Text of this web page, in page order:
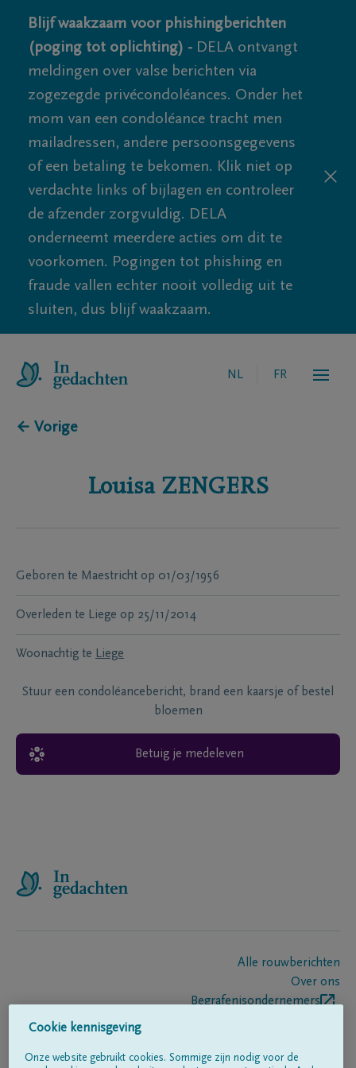
Blijf waakzaam voor phishingberichten
(poging tot oplichting) - DELA ontvangt
meldingen over valse berichten via
zogezegde privécondoléances. Onder het
mom van een condoléance tracht men
mailadressen, andere persoonsgegevens
of een betaling te bekomen. Klik niet op
verdachte links of bijlagen en controleer
de afzender zorgvuldig. DELA
onderneemt meerdere acties om dit te
voorkomen. Pogingen tot phishing en
fraude vallen echter nooit volledig uit te
sluiten, dus blijf waakzaam.
NL FR
← Vorige
Louisa ZENGERS
Geboren te Maestricht op 01/03/1956
Overleden te Liege op 25/11/2014
Woonachtig te Liege
Stuur een condoléancebericht, brand een kaarsje of bestel
bloemen
Betuig je medeleven
Alle rouwberichten
Over ons
Begrafenisondernemers
Cookie kennisgeving
Onze website gebruikt cookies. Sommige zijn nodig voor de